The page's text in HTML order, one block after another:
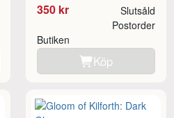
350 kr Slutsåld
Butiken
Postorder
Köp